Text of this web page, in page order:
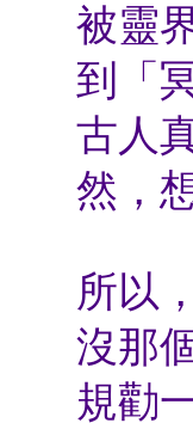
被靈
到「
古人
然，
所以
沒那
規勸